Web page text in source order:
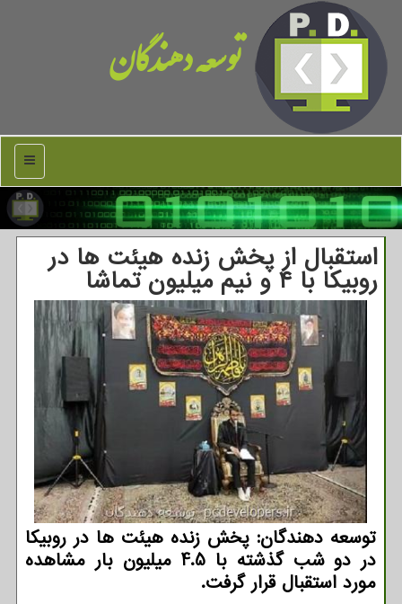
توسعه دهندگان
منو
استقبال از پخش زنده هیئت ها در
روبیكا با ۴ و نیم میلیون تماشا
توسعه دهندگان: پخش زنده هیئت ها در روبیکا
در دو شب گذشته با 4.5 میلیون بار مشاهده
مورد استقبال قرار گرفت.